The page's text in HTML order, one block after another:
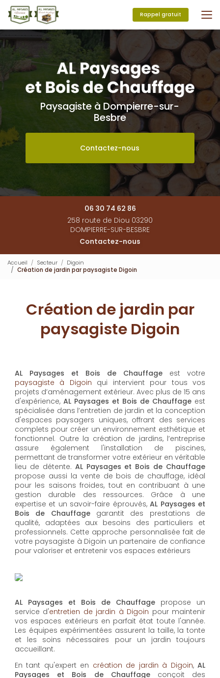
Aller
au
contenu
principal
Rappel gratuit
Paysagiste à Dompierre-sur-
Besbre
Contactez-nous
06 30 74 62 86
258 route de Diou 03290
DOMPIERRE-SUR-BESBRE
Contactez-nous
Accueil Secteur
Digoin
Création de jardin par paysagiste Digoin
Création de jardin par
paysagiste Digoin
AL Paysages et Bois de Chauffage est votre
paysagiste à Digoin qui intervient pour tous vos
projets d’aménagement extérieur. Avec plus de 15 ans
d'expérience, AL Paysages et Bois de Chauffage est
spécialisée dans l’entretien de jardin et la conception
d'espaces paysagers uniques, offrant des services
complets pour créer un environnement esthétique et
fonctionnel. Outre la création de jardins, l’entreprise
assure également l'installation de piscines,
permettant de transformer votre extérieur en véritable
lieu de détente. AL Paysages et Bois de Chauffage
propose aussi la vente de bois de chauffage, idéal
pour les saisons froides, tout en contribuant à une
gestion durable des ressources. Grâce à une
expertise et un savoir-faire éprouvés,AL Paysages et
Bois de Chauffagegarantit des prestations de
qualité, adaptées aux besoins des particuliers et
professionnels. Cette approche personnalisée fait de
votre paysagiste à Digoin un partenaire de confiance
pour valoriser et entretenir vos espaces extérieurs